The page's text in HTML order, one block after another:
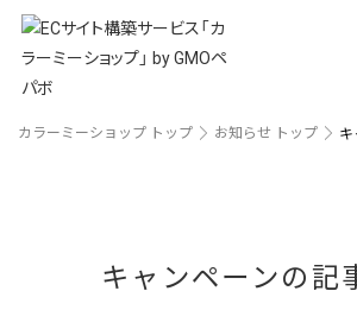
カラーミーショップ トップ お知らせ トップ キ
キャンペーンの記